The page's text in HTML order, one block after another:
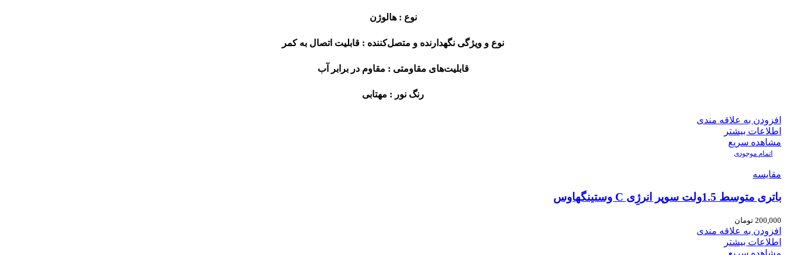
نوع :هالوژن
نوع و ویژگی نگهدارنده و متصل‌کننده : قابلیت اتصال به کمر
قابلیت‌های مقاومتی : مقاوم در برابر آب
رنگ نور : مهتابی
افزودن به علاقه مندی
اطلاعات بیشتر
مشاهده سریع
اتمام موجودی
مقایسه
باتری متوسط 1.5ولت سوپر انرژِی C وستینگهاوس
200,000 تومان
افزودن به علاقه مندی
اطلاعات بیشتر
مشاهده سریع